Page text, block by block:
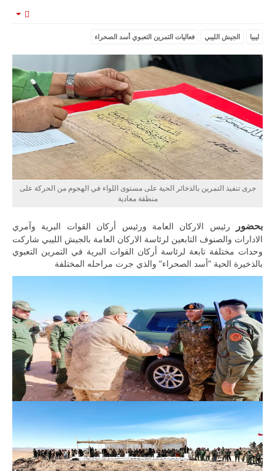
تدريبات
بمشاركة
جيوش وقادة
من 30 دولة
بمدينة سرت
الليبية.
في خطوة
تُوصف بأنها
اختبار عملي
جديد لإمكانية
تقريب
المسافات بين
المؤسستين
حضور دولي
تقوده الولايات
المتحدة وشراكة
مباشرة مع
أطراف ليبية
ليبيا الجيش الليبي فعاليات التمرين التعبوي أسد الصحراء
جرى تنفيذ التمرين بالذخائر الحية على مستوى اللواء في الهجوم من الحركة على
منطقة معادية
بحضور
رئيس الاركان العامة ورئيس أركان القوات البرية وآمري
الادارات والصنوف التابعين لرئاسة الاركان العامة بالجيش الليبي شاركت
وحدات مختلفة تابعة لرئاسة أركان القوات البرية في التمرين التعبوي
بالذخيرة الحية "أسد الصحراء" والذي جرت مراحله المختلفة